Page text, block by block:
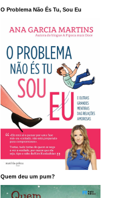
O Problema Não És Tu, Sou Eu
Quem deu um pum?